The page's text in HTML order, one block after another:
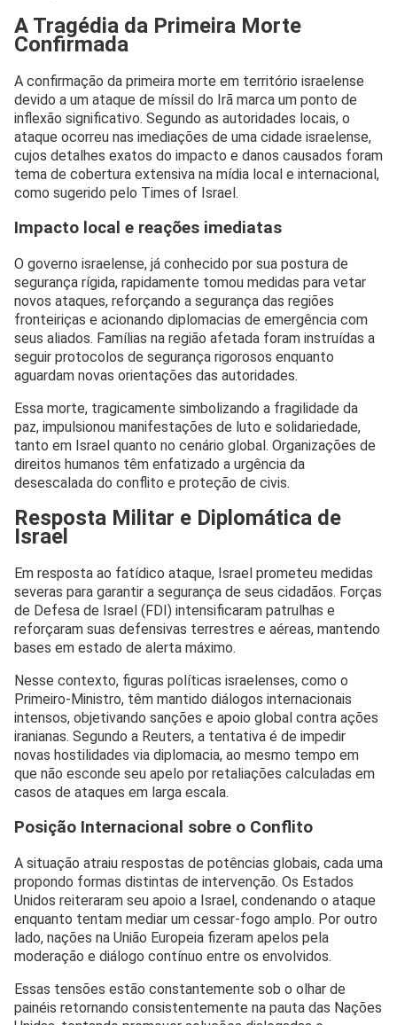
A Tragédia da Primeira Morte
Confirmada
A confirmação da primeira morte em território israelense
devido a um ataque de míssil do Irã marca um ponto de
inflexão significativo. Segundo as autoridades locais, o
ataque ocorreu nas imediações de uma cidade israelense,
cujos detalhes exatos do impacto e danos causados foram
tema de cobertura extensiva na mídia local e internacional,
como sugerido pelo Times of Israel.
Impacto local e reações imediatas
O governo israelense, já conhecido por sua postura de
segurança rígida, rapidamente tomou medidas para vetar
novos ataques, reforçando a segurança das regiões
fronteiriças e acionando diplomacias de emergência com
seus aliados. Famílias na região afetada foram instruídas a
seguir protocolos de segurança rigorosos enquanto
aguardam novas orientações das autoridades.
Essa morte, tragicamente simbolizando a fragilidade da
paz, impulsionou manifestações de luto e solidariedade,
tanto em Israel quanto no cenário global. Organizações de
direitos humanos têm enfatizado a urgência da
desescalada do conflito e proteção de civis.
Resposta Militar e Diplomática de
Israel
Em resposta ao fatídico ataque, Israel prometeu medidas
severas para garantir a segurança de seus cidadãos. Forças
de Defesa de Israel (FDI) intensificaram patrulhas e
reforçaram suas defensivas terrestres e aéreas, mantendo
bases em estado de alerta máximo.
Nesse contexto, figuras políticas israelenses, como o
Primeiro-Ministro, têm mantido diálogos internacionais
intensos, objetivando sanções e apoio global contra ações
iranianas. Segundo a Reuters, a tentativa é de impedir
novas hostilidades via diplomacia, ao mesmo tempo em
que não esconde seu apelo por retaliações calculadas em
casos de ataques em larga escala.
Posição Internacional sobre o Conflito
A situação atraiu respostas de potências globais, cada uma
propondo formas distintas de intervenção. Os Estados
Unidos reiteraram seu apoio a Israel, condenando o ataque
enquanto tentam mediar um cessar-fogo amplo. Por outro
lado, nações na União Europeia fizeram apelos pela
moderação e diálogo contínuo entre os envolvidos.
Essas tensões estão constantemente sob o olhar de
painéis retornando consistentemente na pauta das Nações